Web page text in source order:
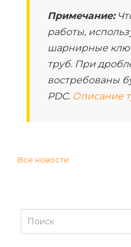
Примечание:
работы,
шарнирные
труб. При
востребованы
PDC. Описание
Все новости